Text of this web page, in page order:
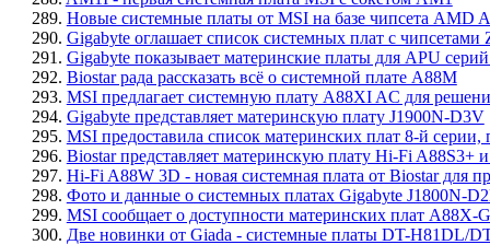
289. Новые системные платы от MSI на базе чипсета AMD
290. Gigabyte оглашает список системных плат с
291. Gigabyte показывает материнские платы для APU
292. Biostar рада рассказать всё о системной плате A88M
293. MSI предлагает системную плату A88XI AC для
294. Gigabyte представляет материнскую плату J1900N-D3V
295. MSI предоставила список материнских плат 8-й
296. Biostar представляет материнскую плату Hi-Fi A88S3+ и
297. Hi-Fi A88W 3D - новая системная плата от Biostar для
298. Фото и данные о системных платах Gigabyte J1800N-
299. MSI сообщает о доступности материнских плат
300. Две новинки от Giada - системные платы DT-H81DL/